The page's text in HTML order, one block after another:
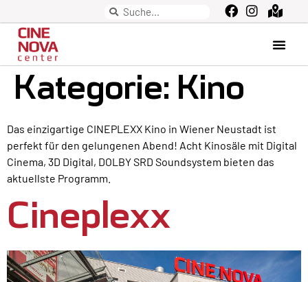
Kategorie: Kino
Das einzigartige CINEPLEXX Kino in Wiener Neustadt ist
perfekt für den gelungenen Abend! Acht Kinosäle mit Digital
Cinema, 3D Digital, DOLBY SRD Soundsystem bieten das
aktuellste Programm.
Cineplexx